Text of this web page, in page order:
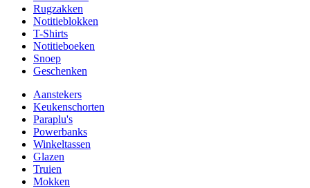
Rugzakken
Notitieblokken
T-Shirts
Notitieboeken
Snoep
Geschenken
Aanstekers
Keukenschorten
Paraplu's
Powerbanks
Winkeltassen
Glazen
Truien
Mokken